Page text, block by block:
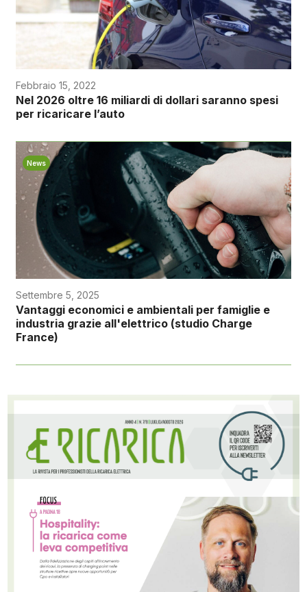
Febbraio 15, 2022
Nel 2026 oltre 16 miliardi di dollari saranno spesi
per ricaricare l’auto
News
Settembre 5, 2025
Vantaggi economici e ambientali per famiglie e
industria grazie all'elettrico (studio Charge
France)